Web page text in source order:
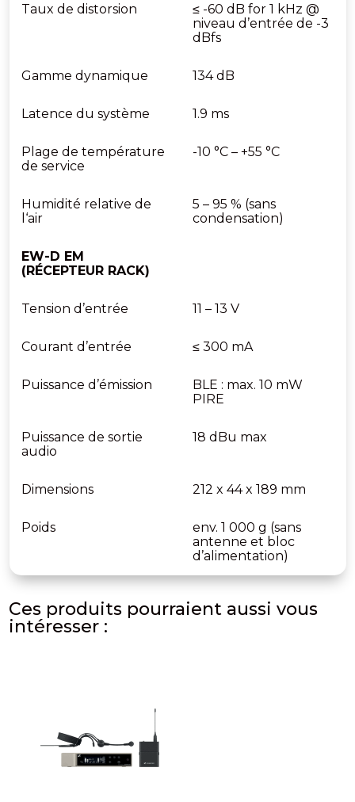
Taux de distorsion
≤ -60 dB for 1 kHz @
niveau d’entrée de -3
dBfs
Gamme dynamique 134 dB
Latence du système 1.9 ms
Plage de température
de service
-10 °C – +55 °C
Humidité relative de
l‘air
5 – 95 % (sans
condensation)
EW-D EM
(RÉCEPTEUR RACK)
Tension d’entrée 11 – 13 V
Courant d’entrée ≤ 300 mA
Puissance d’émission
BLE : max. 10 mW
PIRE
Puissance de sortie
audio
18 dBu max
Dimensions 212 x 44 x 189 mm
Poids
env. 1 000 g (sans
antenne et bloc
d’alimentation)
Ces produits pourraient aussi vous
intéresser :